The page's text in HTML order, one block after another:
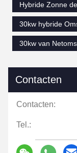
Hybride Zonne
30kw hybride
30kw van
Contacten
Contacten:
Tel.: